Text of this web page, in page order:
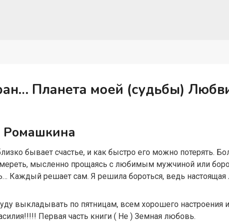
Планета моей (судьбы)
Ромашкина
бывает счастье, и как быстро его можно потерять.
мысленно прощаясь с любимым мужчиной или
решает сам. Я решила бороться, ведь настоящая
выкладывать по пятницам, всем хорошего настроения
Первая часть книги ( Не ) Земная любовь.